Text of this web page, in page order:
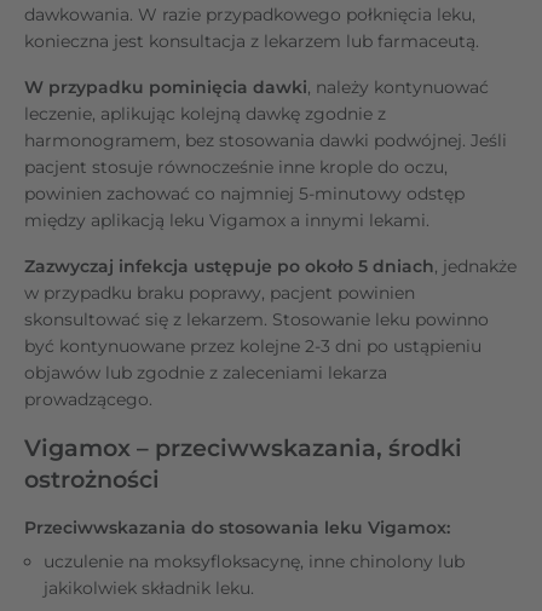
dawkowania. W razie przypadkowego połknięcia leku,
konieczna jest konsultacja z lekarzem lub farmaceutą.
W przypadku pominięcia dawki, należy kontynuować
leczenie, aplikując kolejną dawkę zgodnie z
harmonogramem, bez stosowania dawki podwójnej. Jeśli
pacjent stosuje równocześnie inne krople do oczu,
powinien zachować co najmniej 5-minutowy odstęp
między aplikacją leku Vigamox a innymi lekami.
Zazwyczaj infekcja ustępuje po około 5 dniach, jednakże
w przypadku braku poprawy, pacjent powinien
skonsultować się z lekarzem. Stosowanie leku powinno
być kontynuowane przez kolejne 2-3 dni po ustąpieniu
objawów lub zgodnie z zaleceniami lekarza
prowadzącego.
Vigamox – przeciwwskazania, środki
ostrożności
Przeciwwskazania do stosowania leku Vigamox:
uczulenie na moksyfloksacynę, inne chinolony lub
jakikolwiek składnik leku.